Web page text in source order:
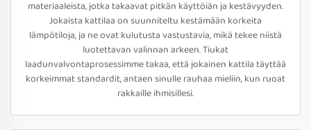
materiaaleista, jotka takaavat pitkän käyttöiän ja kestävyyden.
Jokaista kattilaa on suunniteltu kestämään korkeita
lämpötiloja, ja ne ovat kulutusta vastustavia, mikä tekee niistä
luotettavan valinnan arkeen. Tiukat
laadunvalvontaprosessimme takaa, että jokainen kattila täyttää
korkeimmat standardit, antaen sinulle rauhaa mieliin, kun ruoat
rakkaille ihmisillesi.